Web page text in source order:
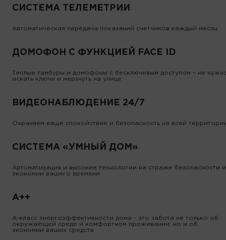
СИСТЕМА ТЕЛЕМЕТРИИ
Автоматическая передача показаний счетчиков каждый месяц
ДОМОФОН С ФУНКЦИЕЙ FACE ID
Теплые тамбуры и домофоны с бесключевым доступом – не
искать ключи и мерзнуть на улице
ВИДЕОНАБЛЮДЕНИЕ 24/7
Охраняем ваше спокойствие и безопасность на всей
СИСТЕМА «УМНЫЙ ДОМ»
Автоматизация и высокие технологии на страже безопасности и
экономии вашего времени
А++
А-класс энергоэффективности дома - это забота не только об
окружающей среде и комфортном проживании, но и об
экономии ваших средств